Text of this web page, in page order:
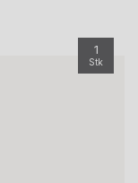
1
Stk